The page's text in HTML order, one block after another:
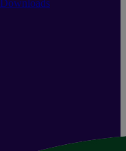
Downloads